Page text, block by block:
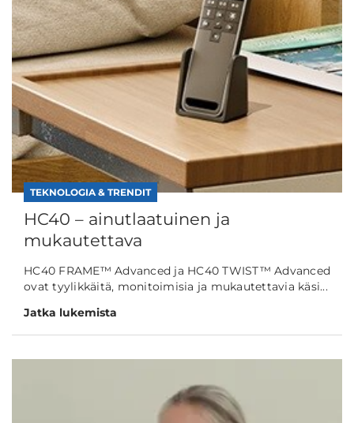
TEKNOLOGIA & TRENDIT
HC40 – ainutlaatuinen ja
mukautettava
HC40 FRAME™ Advanced ja HC40 TWIST™ Advanced
ovat tyylikkäitä, monitoimisia ja mukautettavia käsi...
Jatka lukemista